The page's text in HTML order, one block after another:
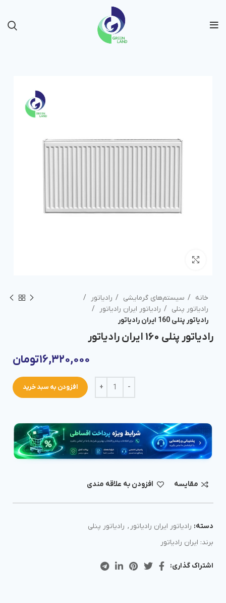
خانه سیستم‌های گرمایشی
رادیاتور
رادیاتور پنلی
رادیاتور ایران رادیاتور
رادیاتور پنلی 160 ایران رادیاتور
رادیاتور پنلی 160 ایران رادیاتور
۱۶,۳۲۰,۰۰۰تومان
افزودن به سبد خرید
مقايسه افزودن به علاقه مندی
دسته: رادیاتور ایران رادیاتور , رادیاتور پنلی
برند: ایران رادیاتور
اشتراک گذاری: